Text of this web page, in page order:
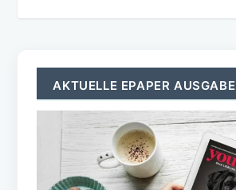
AKTUELLE EPAPER AUSGABE